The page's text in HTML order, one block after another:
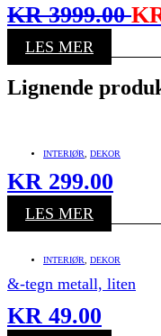
KR3999.00
LES MER
Lignende
INTERIØR DEKOR
KR 299.00
LES MER
INTERIØR DEKOR
&-tegn metall, liten
KR 49.00